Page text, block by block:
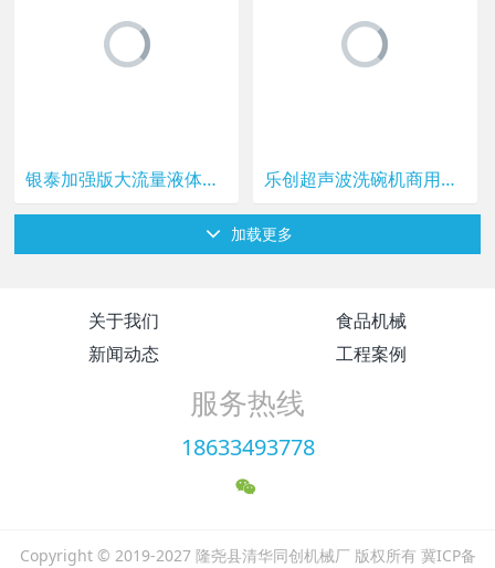
银泰加强版大流量液体自动灌装机 小型全自动数控定量分装机 洗衣液玻璃水食用油白酒饮料牛奶高精度灌装机器 乐创超声波洗碗机商用厨房洗菜洗碟器饭店全自动洗碗机餐厅用小型
加载更多
关于我们
食品机械
新闻动态
工程案例
服务热线
18633493778
Copyright © 2019-2027 隆尧县清华同创机械厂 版权所有 冀ICP备